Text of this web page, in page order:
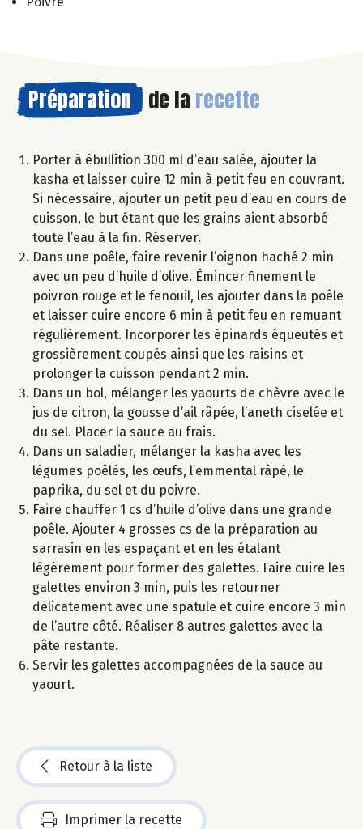
Préparation de la recette
Porter à ébullition 300 ml d’eau salée, ajouter la
kasha et laisser cuire 12 min à petit feu en couvrant.
Si nécessaire, ajouter un petit peu d’eau en cours de
cuisson, le but étant que les grains aient absorbé
toute l’eau à la fin. Réserver.
Dans une poêle, faire revenir l’oignon haché 2 min
avec un peu d’huile d’olive. Émincer finement le
poivron rouge et le fenouil, les ajouter dans la poêle
et laisser cuire encore 6 min à petit feu en remuant
régulièrement. Incorporer les épinards équeutés et
grossièrement coupés ainsi que les raisins et
prolonger la cuisson pendant 2 min.
Dans un bol, mélanger les yaourts de chèvre avec le
jus de citron, la gousse d’ail râpée, l’aneth ciselée et
du sel. Placer la sauce au frais.
Dans un saladier, mélanger la kasha avec les
légumes poêlés, les œufs, l’emmental râpé, le
paprika, du sel et du poivre.
Faire chauffer 1 cs d’huile d’olive dans une grande
poêle. Ajouter 4 grosses cs de la préparation au
sarrasin en les espaçant et en les étalant
légèrement pour former des galettes. Faire cuire les
galettes environ 3 min, puis les retourner
délicatement avec une spatule et cuire encore 3 min
de l’autre côté. Réaliser 8 autres galettes avec la
pâte restante.
Servir les galettes accompagnées de la sauce au
yaourt.
Retour à la liste
Imprimer la recette